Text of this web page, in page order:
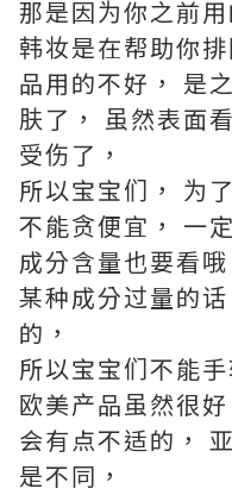
那是因为你之前
韩妆是在帮助你
品用的不好， 是
肤了， 虽然表面
受伤了，
所以宝宝们， 为
不能贪便宜， 一
成分含量也要看哦
某种成分过量的
的，
所以宝宝们不能手
欧美产品虽然很
会有点不适的，
是不同，